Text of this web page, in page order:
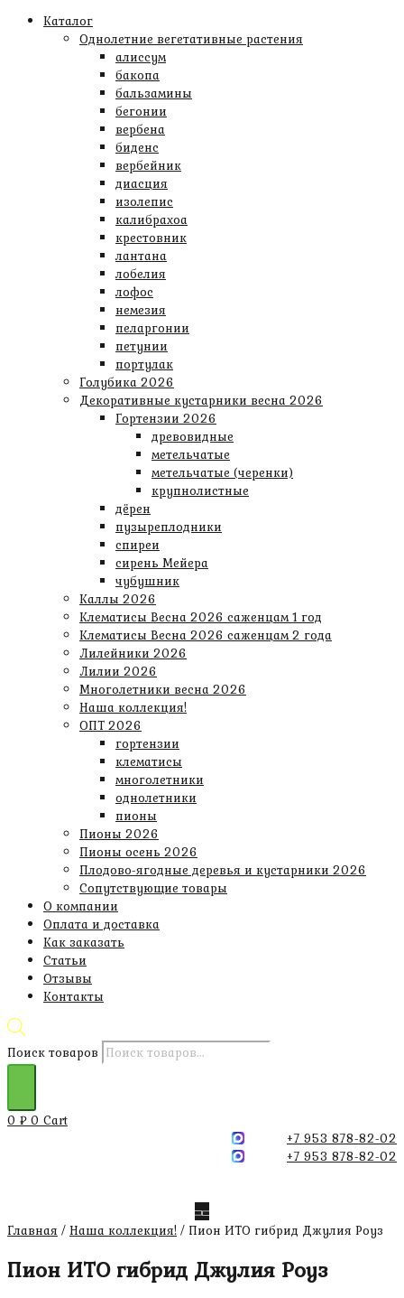
Каталог
Однолетние вегетативные растения
алиссум
бакопа
бальзамины
бегонии
вербена
биденс
вербейник
диасция
изолепис
калибрахоа
крестовник
лантана
лобелия
лофос
немезия
пеларгонии
петунии
портулак
Голубика 2026
Декоративные кустарники весна 2026
Гортензии 2026
древовидные
метельчатые
метельчатые (черенки)
крупнолистные
дёрен
пузыреплодники
спиреи
сирень Мейера
чубушник
Каллы 2026
Клематисы Весна 2026 саженцам 1 год
Клематисы Весна 2026 саженцам 2 года
Лилейники 2026
Лилии 2026
Многолетники весна 2026
Наша коллекция!
ОПТ 2026
гортензии
клематисы
многолетники
однолетники
пионы
Пионы 2026
Пионы осень 2026
Плодово-ягодные деревья и кустарники 2026
Сопутствующие товары
О компании
Оплата и доставка
Как заказать
Статьи
Отзывы
Контакты
Поиск товаров
0 ₽ 0 Cart
+7 953 878-82-02
+7 953 878-82-02
Главная / Наша коллекция! / Пион ИТО гибрид Джулия Роуз
Пион ИТО гибрид Джулия Роуз